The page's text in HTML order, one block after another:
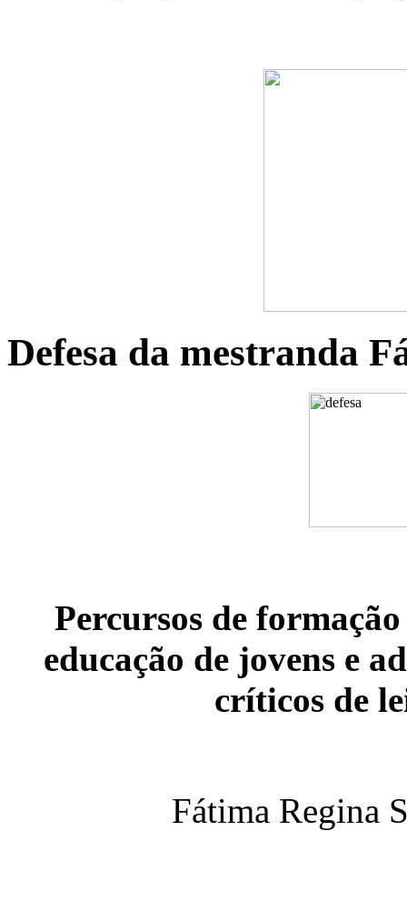
Defesa da mestranda
Percursos de
educação de jovens e
críticos de
Fátima Regina